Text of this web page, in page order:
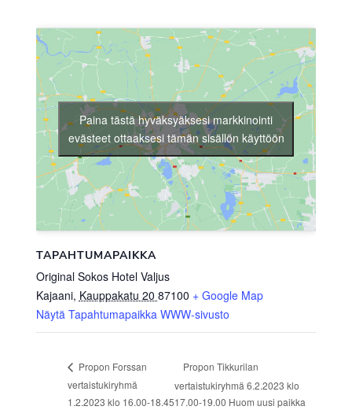
TAPAHTUMAPAIKKA
Original Sokos Hotel Valjus
Kajaani, Kauppakatu 20 87100 + Google Map
Näytä Tapahtumapaikka WWW-sivusto
Paina tästä hyväksyäksesi markkinointi
evästeet ottaaksesi tämän sisällön käyttöön
Propon Forssan
vertaistukiryhmä
1.2.2023 klo 16.00-18.45
Propon Tikkurilan
vertaistukiryhmä 6.2.2023 klo
17.00-19.00 Huom uusi paikka